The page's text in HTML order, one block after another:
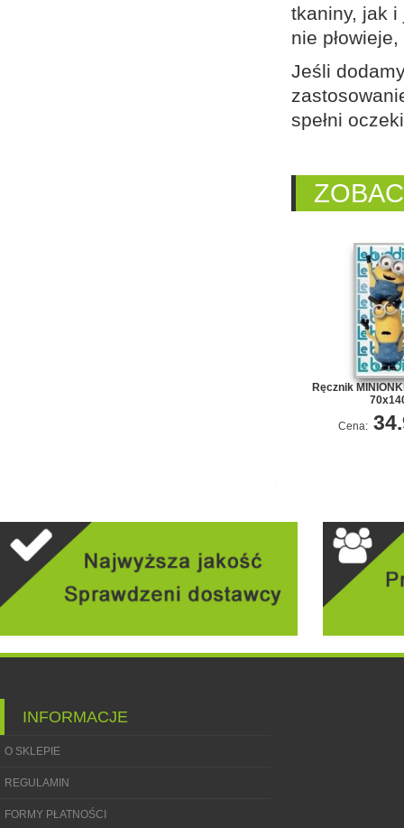
tkaniny, jak
nie
Jeśli
spełni
Ręcznik
Cena:
INFORMACJE
O SKLEPIE
REGULAMIN
FORMY PŁATNOŚCI